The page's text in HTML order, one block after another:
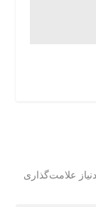
علامت‌گذاری